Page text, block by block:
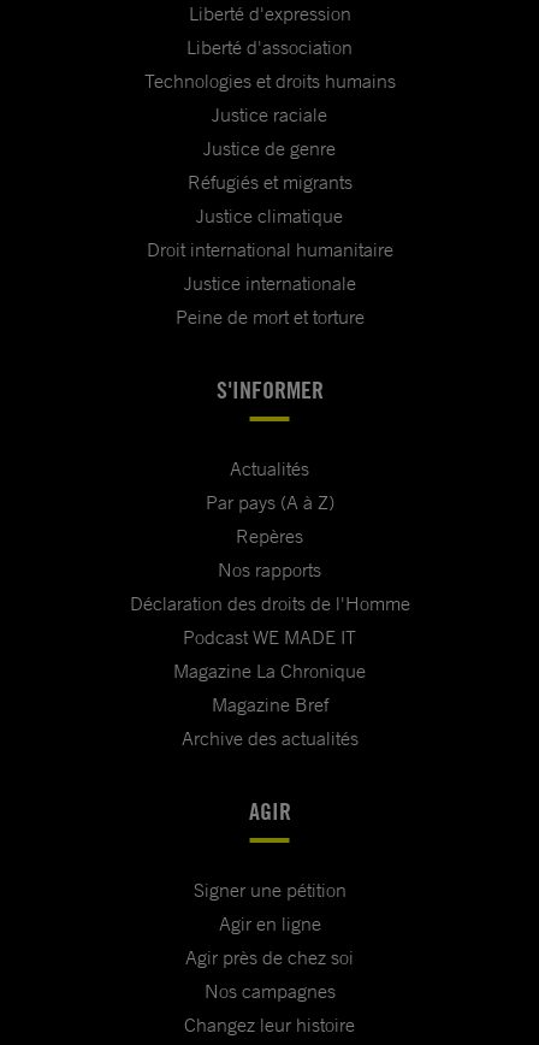
Liberté d'expression
Liberté d'association
Technologies et droits humains
Justice raciale
Justice de genre
Réfugiés et migrants
Justice climatique
Droit international humanitaire
Justice internationale
Peine de mort et torture
S'INFORMER
Actualités
Par pays (A à Z)
Repères
Nos rapports
Déclaration des droits de l'Homme
Podcast WE MADE IT
Magazine La Chronique
Magazine Bref
Archive des actualités
AGIR
Signer une pétition
Agir en ligne
Agir près de chez soi
Nos campagnes
Changez leur histoire